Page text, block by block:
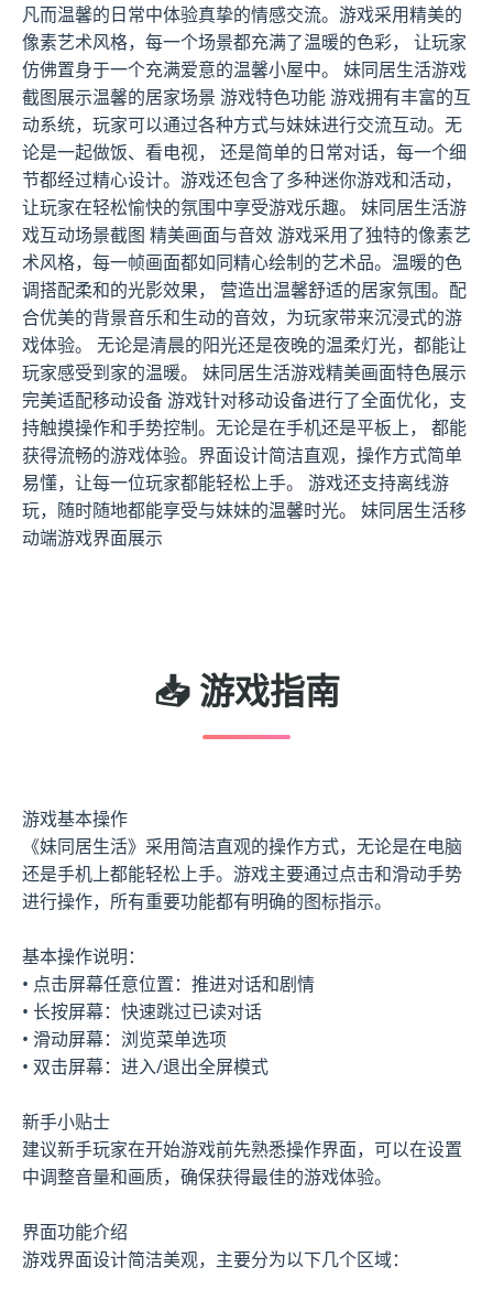
凡而温馨的日常中体验真挚的情感交流。游戏采用精美的
像素艺术风格，每一个场景都充满了温暖的色彩， 让玩家
仿佛置身于一个充满爱意的温馨小屋中。 妹同居生活游戏
截图展示温馨的居家场景 游戏特色功能 游戏拥有丰富的互
动系统，玩家可以通过各种方式与妹妹进行交流互动。无
论是一起做饭、看电视， 还是简单的日常对话，每一个细
节都经过精心设计。游戏还包含了多种迷你游戏和活动，
让玩家在轻松愉快的氛围中享受游戏乐趣。 妹同居生活游
戏互动场景截图 精美画面与音效 游戏采用了独特的像素艺
术风格，每一帧画面都如同精心绘制的艺术品。温暖的色
调搭配柔和的光影效果， 营造出温馨舒适的居家氛围。配
合优美的背景音乐和生动的音效，为玩家带来沉浸式的游
戏体验。 无论是清晨的阳光还是夜晚的温柔灯光，都能让
玩家感受到家的温暖。 妹同居生活游戏精美画面特色展示
完美适配移动设备 游戏针对移动设备进行了全面优化，支
持触摸操作和手势控制。无论是在手机还是平板上， 都能
获得流畅的游戏体验。界面设计简洁直观，操作方式简单
易懂，让每一位玩家都能轻松上手。 游戏还支持离线游
玩，随时随地都能享受与妹妹的温馨时光。 妹同居生活移
动端游戏界面展示
📥 游戏指南
游戏基本操作
《妹同居生活》采用简洁直观的操作方式，无论是在电脑
还是手机上都能轻松上手。游戏主要通过点击和滑动手势
进行操作，所有重要功能都有明确的图标指示。
基本操作说明：
• 点击屏幕任意位置：推进对话和剧情
• 长按屏幕：快速跳过已读对话
• 滑动屏幕：浏览菜单选项
• 双击屏幕：进入/退出全屏模式
新手小贴士
建议新手玩家在开始游戏前先熟悉操作界面，可以在设置
中调整音量和画质，确保获得最佳的游戏体验。
界面功能介绍
游戏界面设计简洁美观，主要分为以下几个区域：